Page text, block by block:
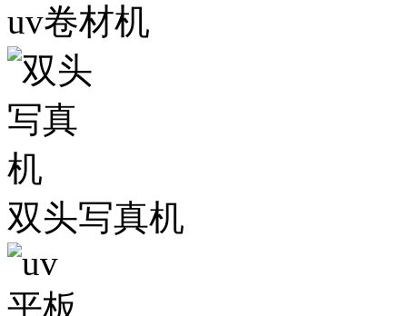
uv卷材机
双头写真机